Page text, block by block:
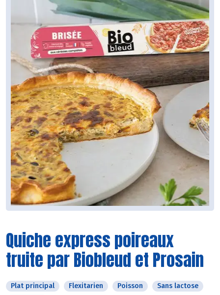
Quiche express poireaux
truite par Biobleud et Prosain
Plat principal Flexitarien Poisson
Sans lactose